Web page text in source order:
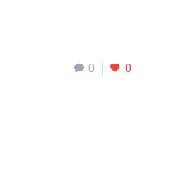
0 0